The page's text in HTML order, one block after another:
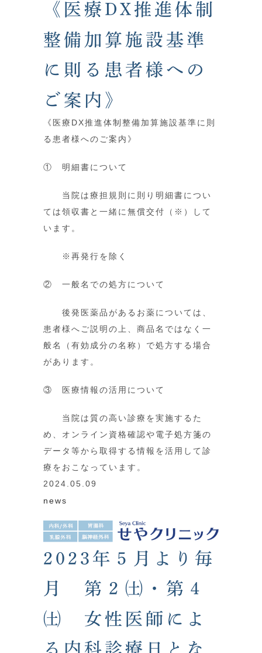
《医療DX推進体制
整備加算施設基準
に則る患者様への
ご案内》
《医療DX推進体制整備加算施設基準に則
る患者様へのご案内》
① 明細書について
当院は療担規則に則り明細書につい
ては領収書と一緒に無償交付（※）して
います。
※再発行を除く
② 一般名での処方について
後発医薬品があるお薬については、
患者様へご説明の上、商品名ではなく一
般名（有効成分の名称）で処方する場合
があります。
③ 医療情報の活用について
当院は質の高い診療を実施するた
め、オンライン資格確認や電子処方箋の
データ等から取得する情報を活用して診
療をおこなっています。
2024.05.09
news
2023年５月より毎
月 第２㈯・第４
㈯ 女性医師によ
る内科診療日とな